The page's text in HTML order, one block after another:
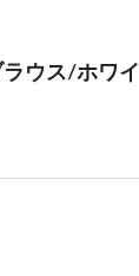
ラウス/ホワ